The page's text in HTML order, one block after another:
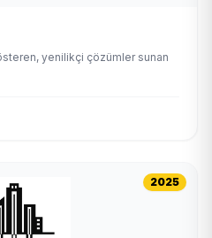
yenilikçi çözümler sunan
2025